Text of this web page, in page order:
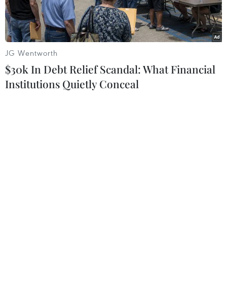
JG Wentworth
$30k In Debt Relief Scandal: What Financial
Institutions Quietly Conceal